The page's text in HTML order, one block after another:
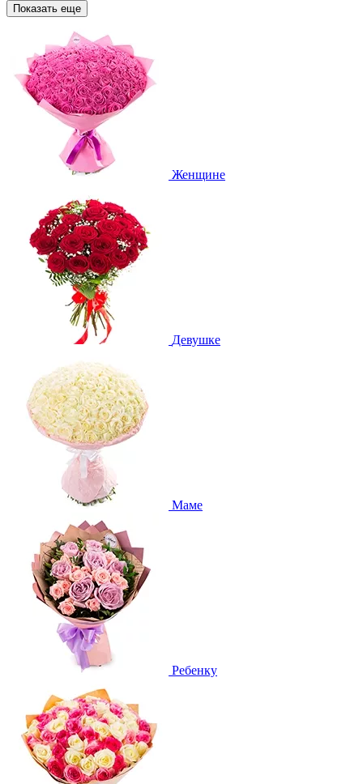
Показать еще
Женщине
Девушке
Маме
Ребенку